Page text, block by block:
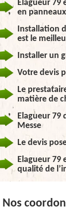
Elagueur 79
en
Installation
est le
Installer un
Votre devis
Le
matière de
Elagueur 79
Messe
Le devis
Elagueur 79
qualité de
Nos